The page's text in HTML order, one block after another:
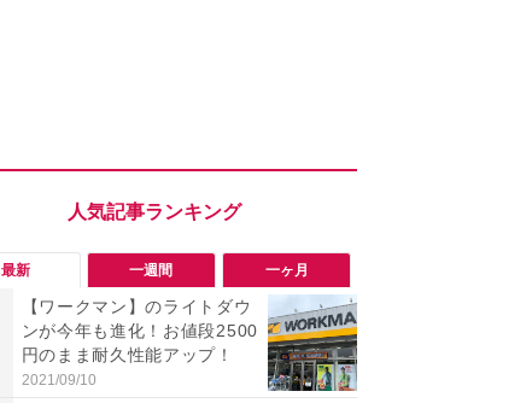
最新 一週間 一ヶ月
【ワークマン】のライトダウ
ンが今年も進化！お値段2500
円のまま耐久性能アップ！
2021/09/10